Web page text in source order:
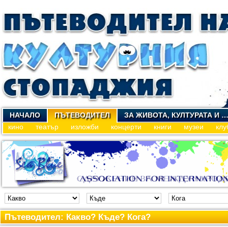
НАЧАЛО ПЪТЕВОДИТЕЛ
ЗА ЖИВОТА, КУЛТУРАТА И …
кино
театър изложби концерти книги музеи
Пътеводител: Какво? Къде? Кога?